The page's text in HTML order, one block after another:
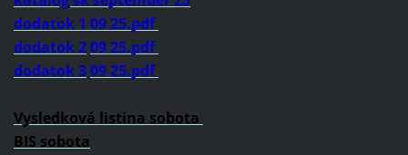
dodatok 1 09 25.pdf
dodatok 209 25.pdf
dodatok 309 25.pdf
Vysledková listina sobota
BIS sobota